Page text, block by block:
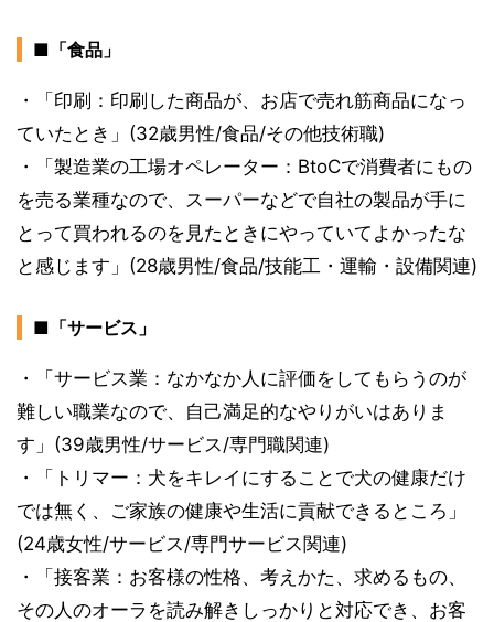
■「食品」
・「印刷：印刷した商品が、お店で売れ筋商品になっ
ていたとき」(32歳男性/食品/その他技術職)
・「製造業の工場オペレーター：BtoCで消費者にもの
を売る業種なので、スーパーなどで自社の製品が手に
とって買われるのを見たときにやっていてよかったな
と感じます」(28歳男性/食品/技能工・運輸・設備関連)
■「サービス」
・「サービス業：なかなか人に評価をしてもらうのが
難しい職業なので、自己満足的なやりがいはありま
す」(39歳男性/サービス/専門職関連)
・「トリマー：犬をキレイにすることで犬の健康だけ
では無く、ご家族の健康や生活に貢献できるところ」
(24歳女性/サービス/専門サービス関連)
・「接客業：お客様の性格、考えかた、求めるもの、
その人のオーラを読み解きしっかりと対応でき、お客